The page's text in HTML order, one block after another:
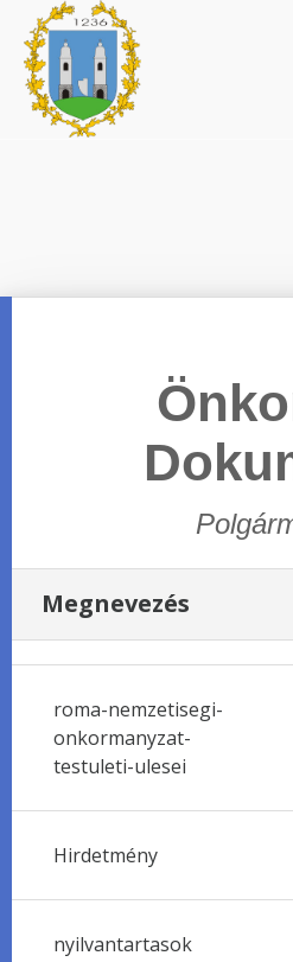
Megnevezés
roma-nemzetisegi-
onkormanyzat-
testuleti-ulesei
Hirdetmény
nyilvantartasok